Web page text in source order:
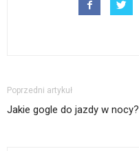
Poprzedni artykuł
Jakie gogle do jazdy w nocy?